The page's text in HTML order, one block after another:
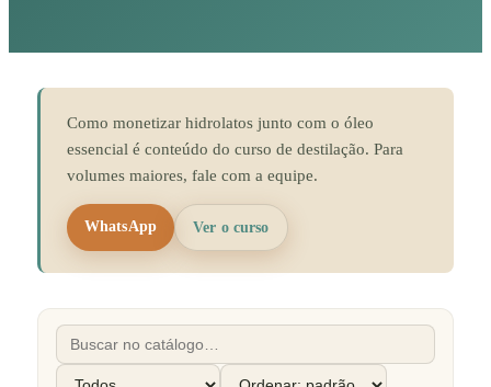
Como monetizar hidrolatos junto com o óleo
essencial é conteúdo do curso de destilação. Para
volumes maiores, fale com a equipe.
WhatsApp Ver o curso